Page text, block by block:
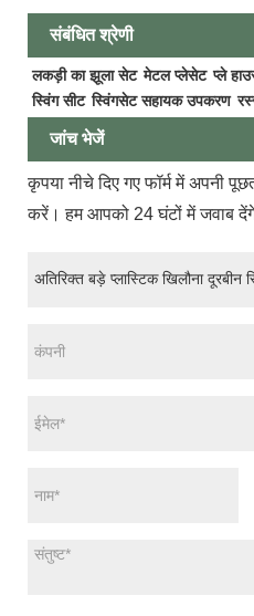
संबंधित श्रेणी
लकड़ी का झूला सेट मेटल प्लेसेट प्ले
स्विंग सीट स्विंगसेट सहायक उपकरण
जांच भेजें
कृपया नीचे दिए गए फॉर्म में अपनी
करें। हम आपको 24 घंटों में जवाब